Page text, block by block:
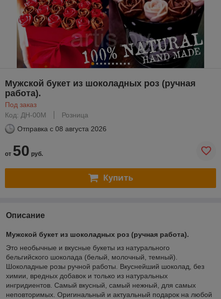
Мужской букет из шоколадных роз (ручная
работа).
Под заказ
Код: ДН-00M
Розница
Отправка с 08 августа 2026
от 50 руб.
Купить
Описание
Мужской букет из шоколадных роз (ручная работа).
Это необычные и вкусные букеты из натурального
бельгийского шоколада (белый, молочный, темный).
Шоколадные розы ручной работы. Вкуснейший шоколад, без
химии, вредных добавок и только из натуральных
ингридиентов. Самый вкусный, самый нежный, для самых
неповторимых. Оригинальный и актуальный подарок на любой